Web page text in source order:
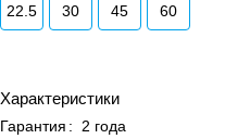
22.5 30 45 60
Характеристики
Гарантия :
2 года